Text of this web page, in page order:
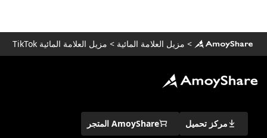
> مزيل العلامة المائية > مزيل العلامة المائية TikTok
مركز تحميل AmoyShare المتجر